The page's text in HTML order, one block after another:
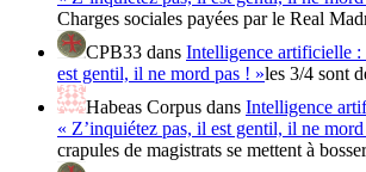
Charges sociales payées par le Real
CPB33 dans Intelligence artificielle :
est gentil, il ne mord pas ! »les 3/4 sont
Habeas Corpus dans Intelligence
« Z’inquiétez pas, il est gentil, il ne
crapules de magistrats se mettent à